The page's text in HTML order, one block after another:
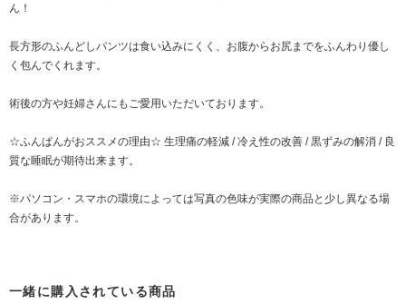
ん！
長方形のふんどしパンツは食い込みにくく、お腹からお尻までをふんわり優し
く包んでくれます。
術後の方や妊婦さんにもご愛用いただいております。
☆ふんぱんがおススメの理由☆ 生理痛の軽減 / 冷え性の改善 / 黒ずみの解消 / 良
質な睡眠が期待出来ます。
※パソコン・スマホの環境によっては写真の色味が実際の商品と少し異なる場
合があります。
一緒に購入されている商品